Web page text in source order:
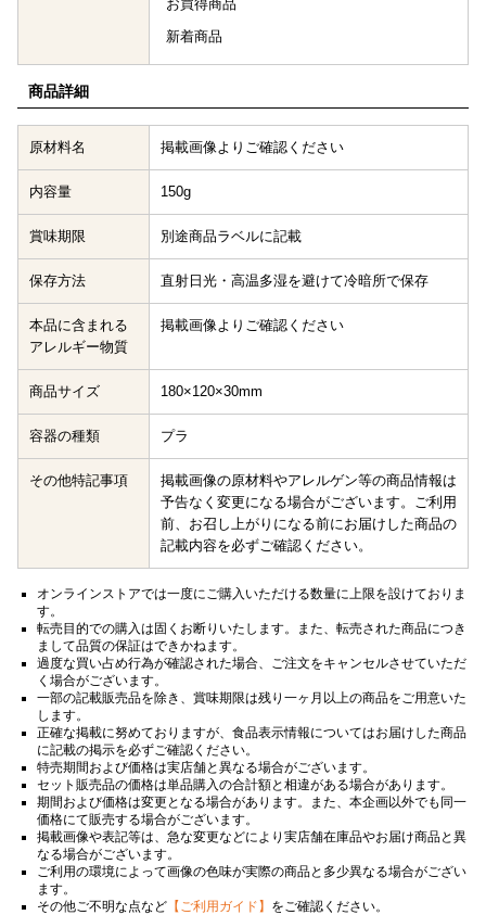
お買得商品
新着商品
商品詳細
原材料名 掲載画像よりご確認ください
内容量 150g
賞味期限 別途商品ラベルに記載
保存方法 直射日光・高温多湿を避けて冷暗所で保存
本品に含まれる
アレルギー物質
掲載画像よりご確認ください
商品サイズ 180×120×30mm
容器の種類 プラ
その他特記事項
掲載画像の原材料やアレルゲン等の商品情報は
予告なく変更になる場合がございます。ご利用
前、お召し上がりになる前にお届けした商品の
記載内容を必ずご確認ください。
オンラインストアでは一度にご購入いただける数量に上限を設けておりま
す。
転売目的での購入は固くお断りいたします。また、転売された商品につき
まして品質の保証はできかねます。
過度な買い占め行為が確認された場合、ご注文をキャンセルさせていただ
く場合がございます。
一部の記載販売品を除き、賞味期限は残り一ヶ月以上の商品をご用意いた
します。
正確な掲載に努めておりますが、食品表示情報についてはお届けした商品
に記載の掲示を必ずご確認ください。
特売期間および価格は実店舗と異なる場合がございます。
セット販売品の価格は単品購入の合計額と相違がある場合があります。
期間および価格は変更となる場合があります。また、本企画以外でも同一
価格にて販売する場合がございます。
掲載画像や表記等は、急な変更などにより実店舗在庫品やお届け商品と異
なる場合がございます。
ご利用の環境によって画像の色味が実際の商品と多少異なる場合がござい
ます。
その他ご不明な点など 【ご利用ガイド】 をご確認ください。